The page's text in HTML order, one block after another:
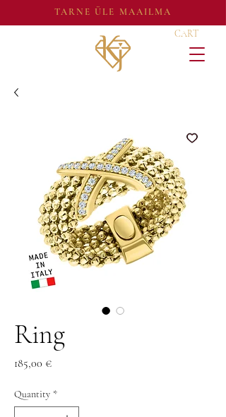
TARNE ÜLE MAAILMA
CART
Ring
185,00 €Price
Quantity *